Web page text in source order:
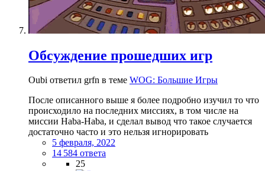
Обсуждение прошедших игр
Oubi ответил grfn в теме WOG: Большие Игры
После описанного выше я более подробно изучил то что
происходило на последних миссиях, в том числе на
миссии Haba-Haba, и сделал вывод что такое случается
достаточно часто и это нельзя игнорировать
5 февраля, 2022
14 584 ответа
25